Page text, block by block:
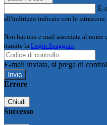
E-
all'indirizzo indicato con le istruzioni
Non hai una e-mail associata al nome
tramite la Login Spaggiari
E-mail inviata, si prega di
Errore
Chiudi
Successo